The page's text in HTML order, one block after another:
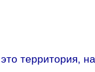
территория,